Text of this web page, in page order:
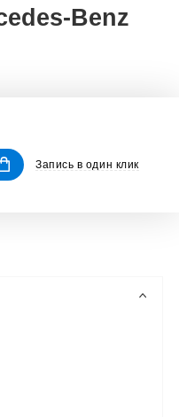
Benz
Запись в один клик